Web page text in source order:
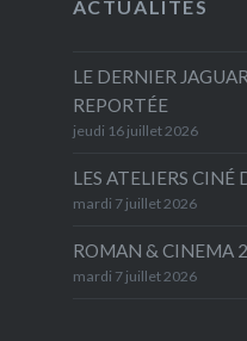
ACTUALITÉS
LE DERNIER
REPORTÉE
jeudi 16 juillet 2026
LES ATELIERS CINÉ
mardi 7 juillet 2026
ROMAN & CINEMA
mardi 7 juillet 2026